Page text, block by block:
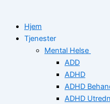
Hjem
Tjenester
Mental Helse
ADD
ADHD
ADHD
ADHD